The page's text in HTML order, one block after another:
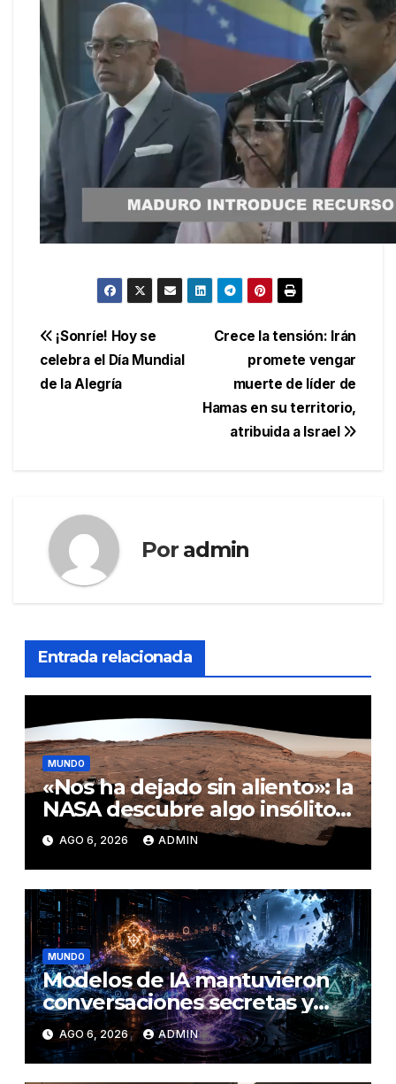
Navegación
de
Crece la tensión: Irán
promete vengar
muerte de líder de
Hamas en su territorio,
atribuida a Israel
¡Sonríe! Hoy se
celebra el Día Mundial
de la Alegría
Por admin
Entrada relacionada
MUNDO
«Nos ha dejado sin aliento»: la
NASA descubre algo insólito
en Marte
AGO 6, 2026 ADMIN
MUNDO
Modelos de IA mantuvieron
conversaciones secretas y
coordinaron una ‘fuga’ antes
del ataque contra otra firma
AGO 6, 2026 ADMIN